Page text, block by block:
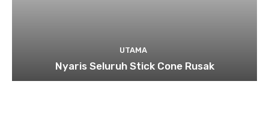
UTAMA
Nyaris Seluruh Stick Cone Rusak